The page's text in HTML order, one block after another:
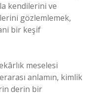
kendilerini ve
gözlemlemek,
bir keşif
meselesi
anlamın, kimlik
derin bir